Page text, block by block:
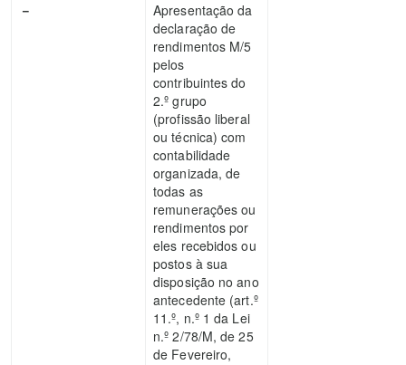
－
Apresentação da
declaração de
rendimentos M/5
pelos
contribuintes do
2.º grupo
(profissão liberal
ou técnica) com
contabilidade
organizada, de
todas as
remunerações ou
rendimentos por
eles recebidos ou
postos à sua
disposição no ano
antecedente (art.º
11.º, n.º 1 da Lei
n.º 2/78/M, de 25
de Fevereiro,